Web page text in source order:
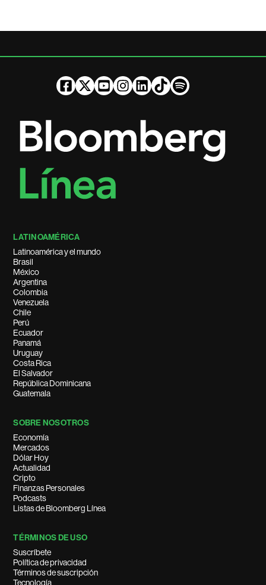
LATINOAMÉRICA
Latinoamérica y el mundo
Brasil
México
Argentina
Colombia
Venezuela
Chile
Perú
Ecuador
Panamá
Uruguay
Costa Rica
El Salvador
República Dominicana
Guatemala
SOBRE NOSOTROS
Economía
Mercados
Dólar Hoy
Actualidad
Cripto
Finanzas Personales
Podcasts
Listas de Bloomberg Línea
TÉRMINOS DE USO
Suscríbete
Política de privacidad
Términos de suscripción
Tecnología